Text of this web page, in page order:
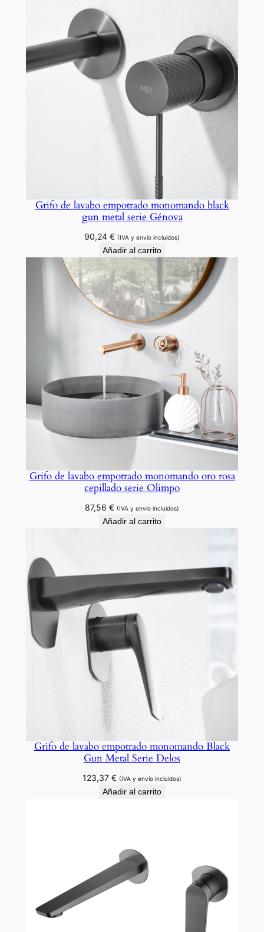
i
d
a
Grifo de lavabo empotrado monomando black
gun metal serie Génova
90,24 € (IVA y envío incluidos)
Añadir al carrito
Grifo de lavabo empotrado monomando oro rosa
cepillado serie Olimpo
87,56 € (IVA y envío incluidos)
Añadir al carrito
Grifo de lavabo empotrado monomando Black
Gun Metal Serie Delos
123,37 € (IVA y envío incluidos)
Añadir al carrito